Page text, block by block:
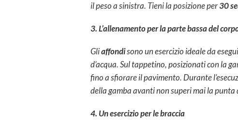
il peso a sinistra. Tieni la posizione per30
3. L’allenamento per la parte bassa del
Gliaffondisono un esercizio ideale da
d’acqua. Sul tappetino, posizionati con la
fino a sfiorare il pavimento. Durante
della gamba avanti non superi mai la
4. Un esercizio per le braccia